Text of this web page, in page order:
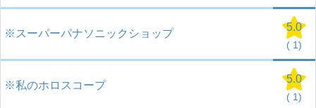
※スーパーパナソニックショップ
5.0
( 1)
※私のホロスコープ
5.0
( 1)